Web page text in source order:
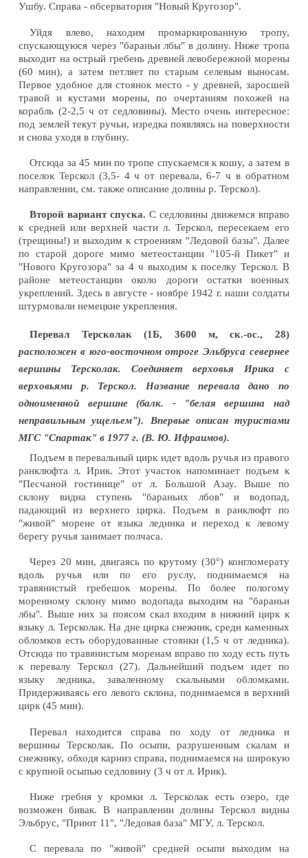
Ушбу. Справа - обсерватория "Новый Кругозор".
Уйдя влево, находим промаркированную тропу,
спускающуюся через "бараньи лбы" в долину. Ниже тропа
выходит на острый гребень древней левобережной морены
(60 мин), а затем петляет по старым селевым выносам.
Первое удобное для стоянок место - у древней, заросшей
травой и кустами морены, по очертаниям похожей на
корабль (2-2,5 ч от седловины). Место очень интересное:
под землей текут ручьи, изредка появляясь на поверхности
и снова уходя в глубину.
Отсюда за 45 мин по тропе спускаемся к кошу, а затем в
поселок Терскол (3,5- 4 ч от перевала, 6-7 ч в обратном
направлении, см. также описание долины р. Терскол).
Второй вариант спуска. С седловины движемся вправо
к средней или верхней части л. Терскол, пересекаем его
(трещины!) и выходим к строениям "Ледовой базы". Далее
по старой дороге мимо метеостанции "105-й Пикет" и
"Нового Кругозора" за 4 ч выходим к поселку Терскол. В
районе метеостанции около дороги остатки военных
укреплений. Здесь в августе - ноябре 1942 г. наши солдаты
штурмовали немецкие укрепления.
Перевал Терсколак (1Б, 3600 м, ск.-ос., 28)
расположен в юго-восточном отроге Эльбруса севернее
вершины Терсколак. Соединяет верховья Ирика с
верховьями р. Терскол. Название перевала дано по
одноименной вершине (балк. - "белая вершина над
неправильным ущельем"). Впервые описан туристами
МГС "Спартак" в 1977 г. (В. Ю. Ифраимов).
Подъем в перевальный цирк идет вдоль ручья из правого
ранклюфта л. Ирик. Этот участок напоминает подъем к
"Песчаной гостинице" от л. Большой Азау. Выше по
склону видна ступень "бараньих лбов" и водопад,
падающий из верхнего цирка. Подъем в ранклюфт по
"живой" морене от языка ледника и переход к левому
берегу ручья занимает полчаса.
Через 20 мин, двигаясь по крутому (30°) конгломерату
вдоль ручья или по его руслу, поднимаемся на
травянистый гребешок морены. По более пологому
моренному склону мимо водопада выходим на "бараньи
лбы". Выше них за поясом скал входим в нижний цирк к
языку л. Терсколак. На дне цирка снежник, среди каменных
обломков есть оборудованные стоянки (1,5 ч от ледника).
Отсюда по травянистым моренам вправо по ходу есть путь
к перевалу Терскол (27). Дальнейший подъем идет по
языку ледника, заваленному скальными обломками.
Придерживаясь его левого склона, поднимаемся в верхний
цирк (45 мин).
Перевал находится справа по ходу от ледника и
вершины Терсколак. По осыпи, разрушенным скалам и
снежнику, обходя карниз справа, поднимаемся на широкую
с крупной осыпью седловину (3 ч от л. Ирик).
Ниже гребня у кромки л. Терсколак есть озеро, где
возможен бивак. В направлении долины Терскол видны
Эльбрус, "Приют 11", "Ледовая база" МГУ, л. Терскол.
С перевала по "живой" средней осыпи выходим на